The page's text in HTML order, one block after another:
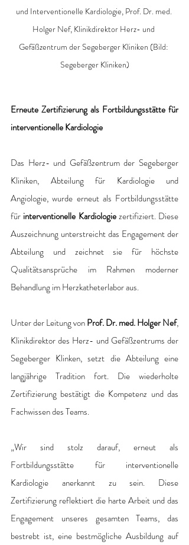
und Interventionelle Kardiologie, Prof. Dr. med.
Holger Nef, Klinikdirektor Herz- und
Gefäßzentrum der Segeberger Kliniken (Bild:
Segeberger Kliniken)
Erneute Zertifizierung als Fortbildungsstätte für
interventionelle Kardiologie
Das Herz- und Gefäßzentrum der Segeberger
Kliniken, Abteilung für Kardiologie und
Angiologie, wurde erneut als Fortbildungsstätte
für interventionelle Kardiologie zertifiziert. Diese
Auszeichnung unterstreicht das Engagement der
Abteilung und zeichnet sie für höchste
Qualitätsansprüche im Rahmen moderner
Behandlung im Herzkatheterlabor aus.
Unter der Leitung von Prof. Dr. med. Holger Nef,
Klinikdirektor des Herz- und Gefäßzentrums der
Segeberger Klinken, setzt die Abteilung eine
langjährige Tradition fort. Die wiederholte
Zertifizierung bestätigt die Kompetenz und das
Fachwissen des Teams.
„Wir sind stolz darauf, erneut als
Fortbildungsstätte für interventionelle
Kardiologie anerkannt zu sein. Diese
Zertifizierung reflektiert die harte Arbeit und das
Engagement unseres gesamten Teams, das
bestrebt ist, eine bestmögliche Ausbildung auf